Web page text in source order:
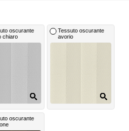
oscurante
chiaro
Tessuto oscurante
avorio
oscurante